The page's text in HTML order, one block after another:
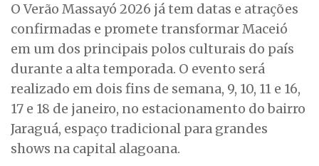
O Verão Massayó 2026 já tem datas e atrações
confirmadas e promete transformar Maceió
em um dos principais polos culturais do país
durante a alta temporada. O evento será
realizado em dois fins de semana, 9, 10, 11 e 16,
17 e 18 de janeiro, no estacionamento do bairro
Jaraguá, espaço tradicional para grandes
shows na capital alagoana.